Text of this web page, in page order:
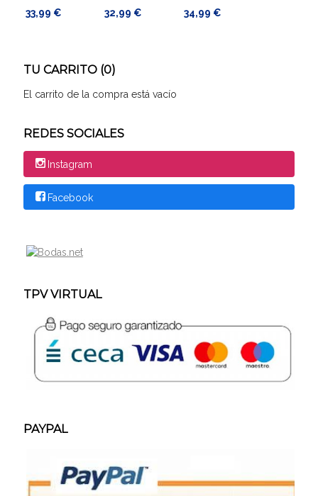
TU CARRITO (0)
El carrito de la compra está vacío
REDES SOCIALES
Instagram
Facebook
TPV VIRTUAL
PAYPAL
33,99 €
32,99 €
34,99 €